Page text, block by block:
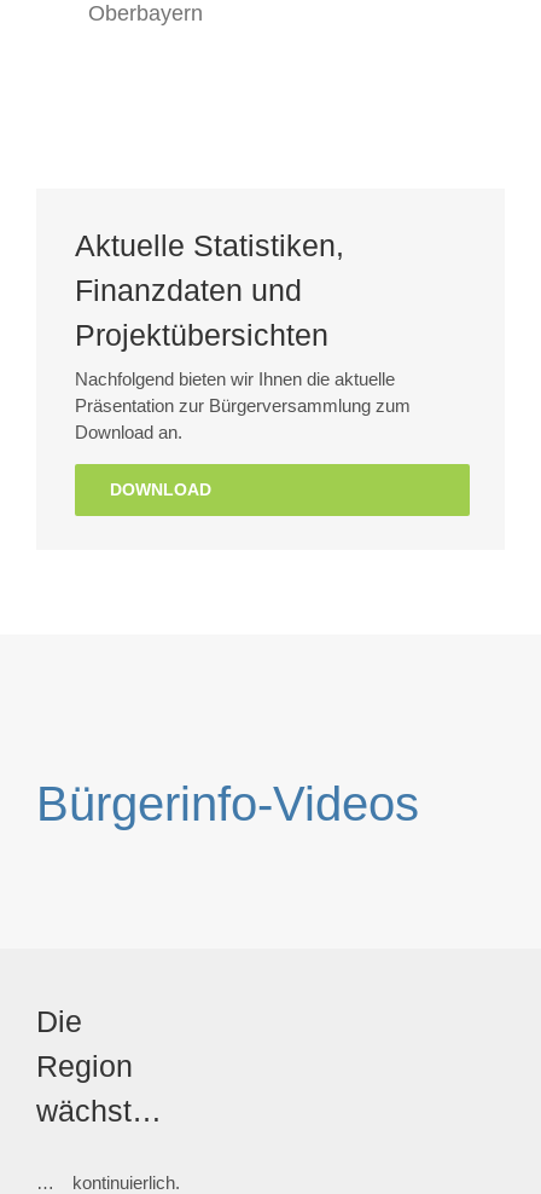
Oberbayern
Aktuelle Statistiken,
Finanzdaten und
Projektübersichten
Nachfolgend bieten wir Ihnen die aktuelle
Präsentation zur Bürgerversammlung zum
Download an.
DOWNLOAD
Bürgerinfo-Videos
Die
Region
wächst…
… kontinuierlich.